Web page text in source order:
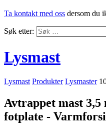
Ta kontakt med oss dersom du
Søk etter:
Lysmast
Lysmast Produkter Lysmaster
Avtrappet mast 3,5
fotplate -